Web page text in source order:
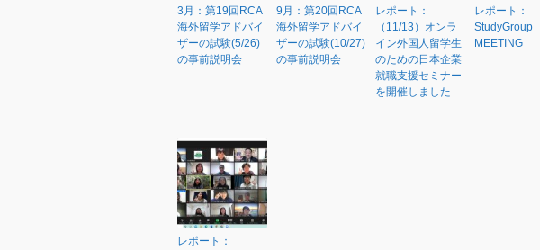
3月：第19回RCA
海外留学アドバイ
ザーの試験(5/26)
の事前説明会
9月：第20回RCA
海外留学アドバイ
ザーの試験(10/27)
の事前説明会
レポート：
（11/13）オンラ
イン外国人留学生
のための日本企業
就職支援セミナー
を開催しました
レポート：
StudyGroup
MEETING
レポート：